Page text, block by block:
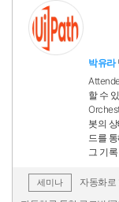
박유라
할 수
봇의
드를
그 기
세미나
자동화로